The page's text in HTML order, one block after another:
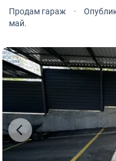
Продам гараж ·
май.